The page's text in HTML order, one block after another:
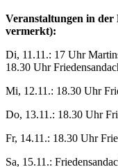
Veranstaltungen in der
vermerkt):
Di, 11.11.: 17 Uhr
18.30 Uhr
Mi, 12.11.: 18.30 Uhr
Do, 13.11.: 18.30 Uhr
Fr, 14.11.: 18.30 Uhr
Sa, 15.11.: